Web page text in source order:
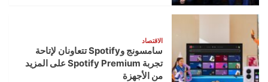
الاقتصاد
سامسونج وSpotify تتعاونان لإتاحة
تجربة Spotify Premium على المزيد
من الأجهزة